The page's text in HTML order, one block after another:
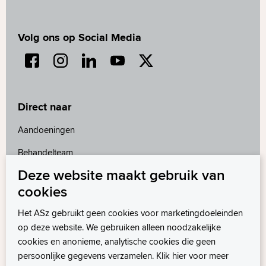
Als het online invullen van de vragenlijst
voor u niet mogelijk is, kunt u de vragen op
de polikliniek invullen. We willen u dan
afspraak bij de polikliniek te melden. Zo
in te vullen.
Volg ons op Social Media
Direct naar
Aandoeningen
Behandelteam
Contact
Folders
MijnASz
Deze website maakt gebruik van
cookies
Het ASz gebruikt geen cookies voor marketingdoeleinden
op deze website. We gebruiken alleen noodzakelijke
cookies en anonieme, analytische cookies die geen
persoonlijke gegevens verzamelen. Klik hier voor meer